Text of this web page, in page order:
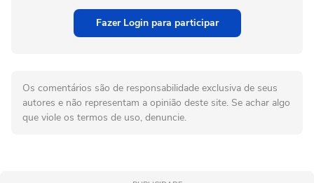
Fazer Login para participar
Os comentários são de responsabilidade exclusiva de seus
autores e não representam a opinião deste site. Se achar algo
que viole os termos de uso, denuncie.